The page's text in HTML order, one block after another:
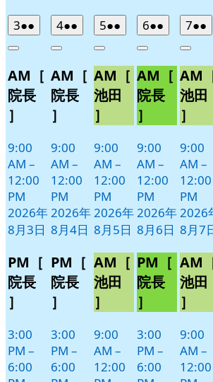
32026
年
月
3
日
●●
件
イ
ベ
Close
AM［
院長
］
9:00
AM –
12:00
PM
2026年
8月3日
PM［
院長
］
3:00
PM –
6:00
42026
年
月
4
日
●●
件
イ
ベ
Close
AM［
院長
］
9:00
AM –
12:00
PM
2026年
8月4日
PM［
院長
］
3:00
PM –
6:00
52026
年
月
5
日
●●
件
イ
ベ
ト)
Close
AM［
池田
］
9:00
AM –
12:00
PM
2026年
8月5日
AM［
池田
］
9:00
AM –
12:00
62026
年
月
6
日
●●
件
イ
ベ
ト)
Close
AM［
院長
］
9:00
AM –
12:00
PM
2026年
8月6日
PM［
院長
］
3:00
PM –
6:00
72026
年
月
7
日
●●
件
ベ
Close
AM
池田
］
9:00
AM –
12:00
PM
2026
8月7
AM
池田
］
9:00
AM –
12:00